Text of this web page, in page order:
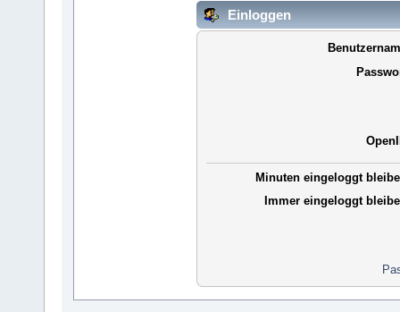
Einloggen
Minuten eingeloggt
Immer eingeloggt